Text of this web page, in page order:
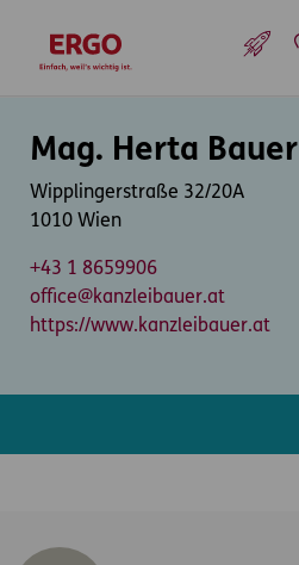
zur Startseite
Mag. Herta Bauer
Wipplingerstraße 32/20A
1010 Wien
+43 1 8659906
office@kanzleibauer.at
https://www.kanzleibauer.at